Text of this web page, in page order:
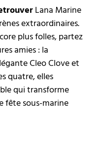
Lana Marine
extraordinaires.
plus folles, partez
amies : la
Cleo Clove et
quatre, elles
qui transforme
fête sous-marine